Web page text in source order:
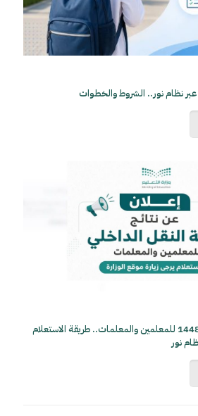
نظام نور.. الشروط والخطوات
نتائج حركة النقل الداخلي 1448 للمعلمين والمعلمات.. طريقة الاستعلام
نور